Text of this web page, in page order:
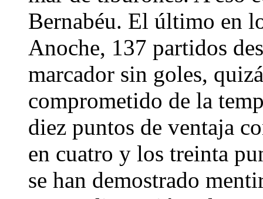
Bernabéu. El último en
Anoche, 137 partidos
marcador sin goles,
comprometido de la
diez puntos de ventaja
en cuatro y los treinta
se han demostrado